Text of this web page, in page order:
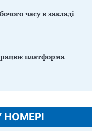
часу в закладі
платформа
НОМЕРІ